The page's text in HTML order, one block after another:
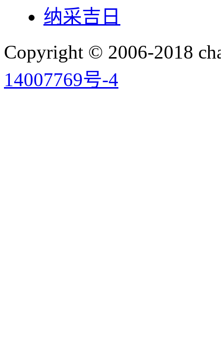
纳采吉日
Copyright © 2006-2018
14007769号-4